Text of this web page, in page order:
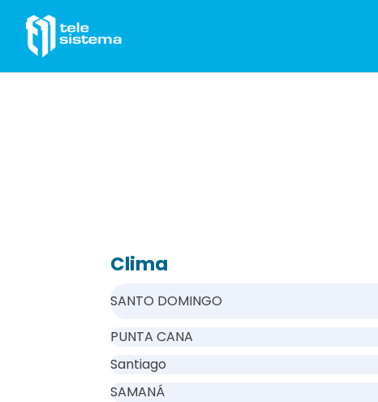
Clima
SANTO DOMINGO
PUNTA CANA
Santiago
SAMANÁ